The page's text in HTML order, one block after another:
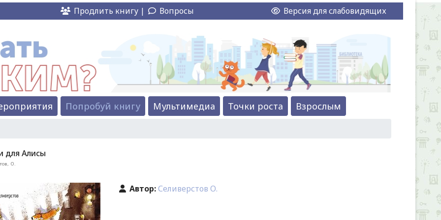
Продлить книгу | Вопросы Версия для слабовидящих
Попробуй книгу Мультимедиа Точки роста Взрослым
для Алисы
О.
Автор:Селиверстов О.